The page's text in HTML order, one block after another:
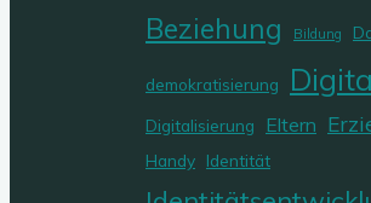
Beziehung Bildung
demokratisierung
Digitalisierung Eltern
Handy Identität